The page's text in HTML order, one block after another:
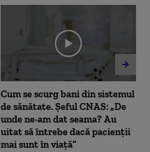
Cum se scurg bani din sistemul
de sănătate. Șeful CNAS: „De
unde ne-am dat seama? Au
uitat să întrebe dacă pacienții
mai sunt în viață”